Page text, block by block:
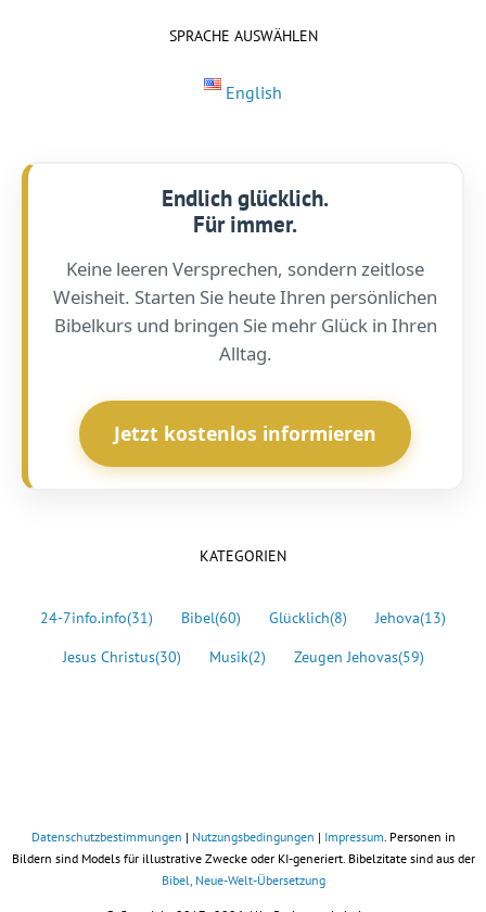
SPRACHE AUSWÄHLEN
English
Endlich glücklich.
Für immer.
Keine leeren Versprechen, sondern zeitlose
Weisheit. Starten Sie heute Ihren persönlichen
Bibelkurs und bringen Sie mehr Glück in Ihren
Alltag.
Jetzt kostenlos informieren
KATEGORIEN
24-7info.info(31) Bibel(60) Glücklich(8) Jehova(13)
Jesus Christus(30) Musik(2) Zeugen Jehovas(59)
Datenschutzbestimmungen | Nutzungsbedingungen | Impressum. Personen in
Bildern sind Models für illustrative Zwecke oder KI-generiert. Bibelzitate sind aus der
Bibel, Neue-Welt-Übersetzung